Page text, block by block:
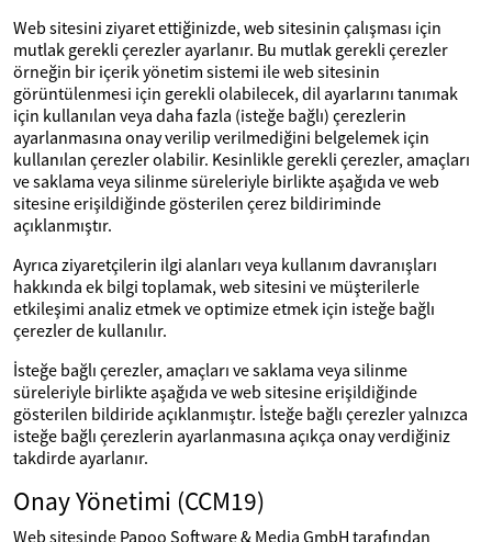
Web sitesini ziyaret ettiğinizde, web sitesinin çalışması için
mutlak gerekli çerezler ayarlanır. Bu mutlak gerekli çerezler
örneğin bir içerik yönetim sistemi ile web sitesinin
görüntülenmesi için gerekli olabilecek, dil ayarlarını tanımak
için kullanılan veya daha fazla (isteğe bağlı) çerezlerin
ayarlanmasına onay verilip verilmediğini belgelemek için
kullanılan çerezler olabilir. Kesinlikle gerekli çerezler, amaçları
ve saklama veya silinme süreleriyle birlikte aşağıda ve web
sitesine erişildiğinde gösterilen çerez bildiriminde
açıklanmıştır.
Ayrıca ziyaretçilerin ilgi alanları veya kullanım davranışları
hakkında ek bilgi toplamak, web sitesini ve müşterilerle
etkileşimi analiz etmek ve optimize etmek için isteğe bağlı
çerezler de kullanılır.
İsteğe bağlı çerezler, amaçları ve saklama veya silinme
süreleriyle birlikte aşağıda ve web sitesine erişildiğinde
gösterilen bildiride açıklanmıştır. İsteğe bağlı çerezler yalnızca
isteğe bağlı çerezlerin ayarlanmasına açıkça onay verdiğiniz
takdirde ayarlanır.
Onay Yönetimi (CCM19)
Web sitesinde Papoo Software & Media GmbH tarafından